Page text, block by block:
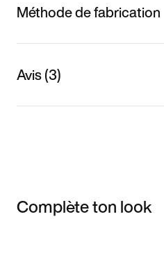
Méthode de fabrication
Avis (3)
Complète ton look